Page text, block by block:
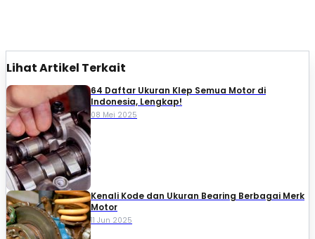
Lihat Artikel Terkait
64 Daftar Ukuran Klep Semua Motor di
Indonesia, Lengkap!
08 Mei 2025
Kenali Kode dan Ukuran Bearing Berbagai Merk
Motor
11 Jun 2025